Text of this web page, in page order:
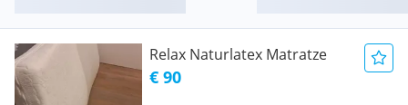
Relax Naturlatex Matratze
€ 90